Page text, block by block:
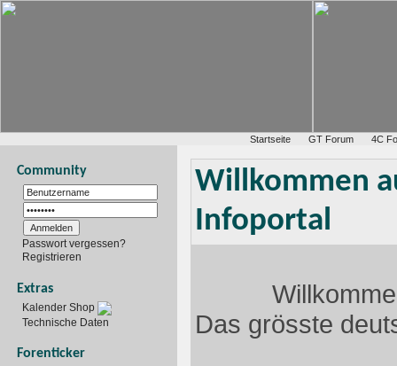
Startseite GT Forum 4C
Community
Passwort vergessen?
Registrieren
Extras
Kalender Shop
Technische Daten
Forenticker
Willkommen
Infoportal
Das grösste